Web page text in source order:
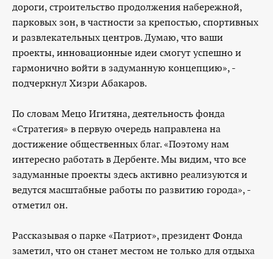
дороги, строительство продолжения набережной,
парковых зон, в частности за крепостью, спортивных
и развлекательных центров. Думаю, что ваши
проекты, инновационные идеи смогут успешно и
гармонично войти в задуманную концепцию», -
подчеркнул Хизри Абакаров.
По словам Мецо Игитяна, деятельность фонда
«Стратегия» в первую очередь направлена на
достижение общественных благ. «Поэтому нам
интересно работать в Дербенте. Мы видим, что все
задуманные проекты здесь активно реализуются и
ведутся масштабные работы по развитию города», -
отметил он.
Рассказывая о парке «Патриот», президент Фонда
заметил, что он станет местом не только для отдыха